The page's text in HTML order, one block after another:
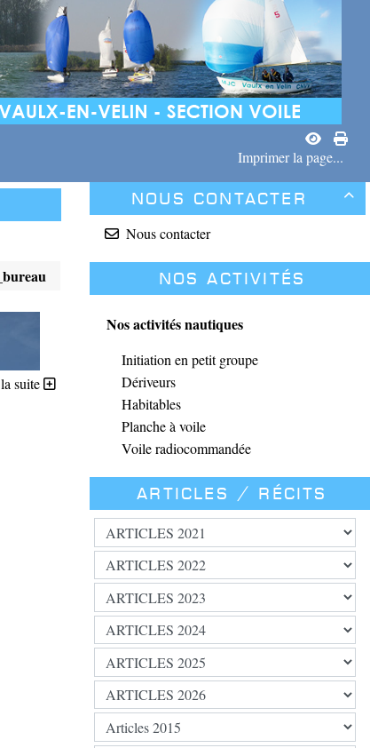
Imprimer la page...
suite

Nous contacter
Nous contacter
Nos activités
Nos activités nautiques
Initiation en petit groupe
Dériveurs
Habitables
Planche à voile
Voile radiocommandée
Articles / Récits